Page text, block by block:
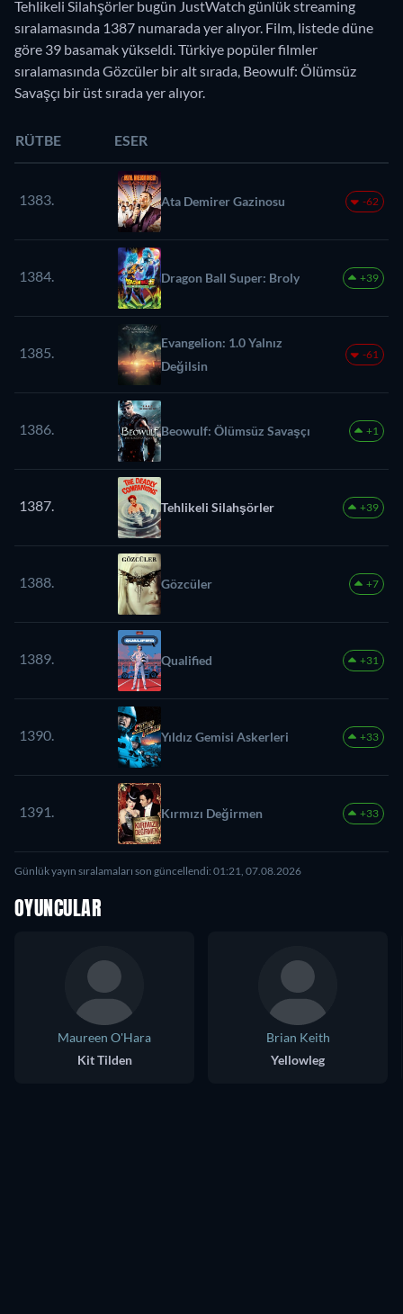
Tehlikeli Silahşörler bugün JustWatch günlük streaming
sıralamasında 1387 numarada yer alıyor. Film, listede düne
göre 39 basamak yükseldi. Türkiye popüler filmler
sıralamasında Gözcüler bir alt sırada, Beowulf: Ölümsüz
Savaşçı bir üst sırada yer alıyor.
RÜTBE ESER
1383. Ata Demirer Gazinosu -62
1384. Dragon Ball Super: Broly +39
1385.
Evangelion: 1.0 Yalnız
Değilsin
-61
1386. Beowulf: Ölümsüz Savaşçı +1
1387. Tehlikeli Silahşörler +39
1388. Gözcüler +7
1389. Qualified +31
1390. Yıldız Gemisi Askerleri +33
1391. Kırmızı Değirmen +33
Günlük yayın sıralamaları son güncellendi: 01:21, 07.08.2026
OYUNCULAR
Maureen O'Hara
Kit Tilden
Brian Keith
Yellowleg